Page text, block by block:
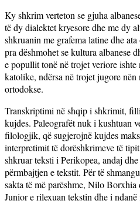
Ky shkrim verteton se gjuha
të dy dialektet kryesore dhe me dy
shkruanin me grafema latine dhe
pra dëshmohet se kultura albanese
e popullit tonë në trojet veriore
katolike, ndërsa në trojet jugore
ortodokse.
Transkriptimi në shqip i shkrimit,
kujdes. Paleografët nuk i kushtuan
filologjik, që sugjerojnë kujdes
interpretimit të dorëshkrimeve të tipit
shkruar teksti i Perikopea, andaj
përmbajtjen e tekstit. Për të
sakta të më parëshme, Nilo
Junior e rilexuan tekstin dhe i